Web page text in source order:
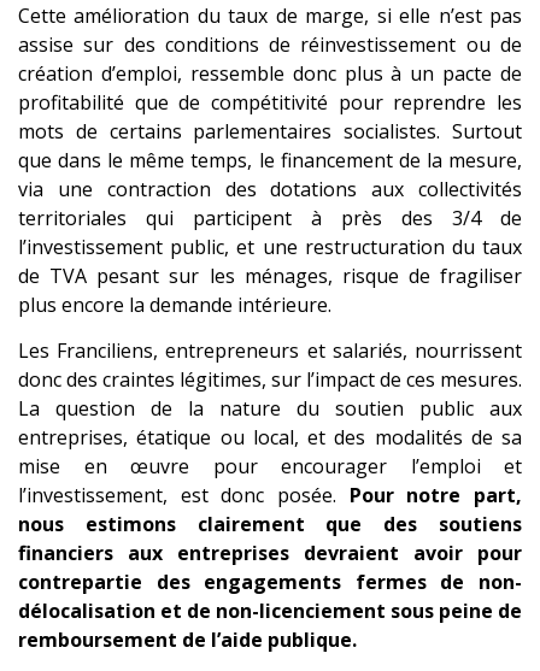
Cette amélioration du taux de marge, si elle n’est pas
assise sur des conditions de réinvestissement ou de
création d’emploi, ressemble donc plus à un pacte de
profitabilité que de compétitivité pour reprendre les
mots de certains parlementaires socialistes. Surtout
que dans le même temps, le financement de la mesure,
via une contraction des dotations aux collectivités
territoriales qui participent à près des 3/4 de
l’investissement public, et une restructuration du taux
de TVA pesant sur les ménages, risque de fragiliser
plus encore la demande intérieure.
Les Franciliens, entrepreneurs et salariés, nourrissent
donc des craintes légitimes, sur l’impact de ces mesures.
La question de la nature du soutien public aux
entreprises, étatique ou local, et des modalités de sa
mise en œuvre pour encourager l’emploi et
l’investissement, est donc posée. Pour notre part,
nous estimons clairement que des soutiens
financiers aux entreprises devraient avoir pour
contrepartie des engagements fermes de non-
délocalisation et de non-licenciement sous peine de
remboursement de l’aide publique.